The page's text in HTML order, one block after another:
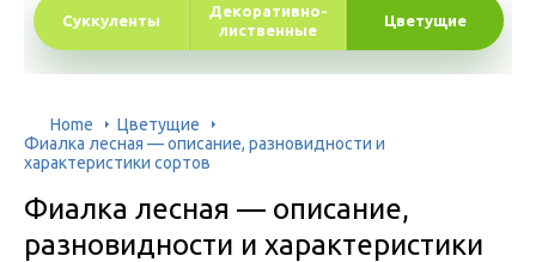
Суккуленты
Декоративно-
лиственные
Цветущие
Home
Цветущие
Фиалка лесная — описание, разновидности и
характеристики сортов
Фиалка лесная — описание,
разновидности и характеристики